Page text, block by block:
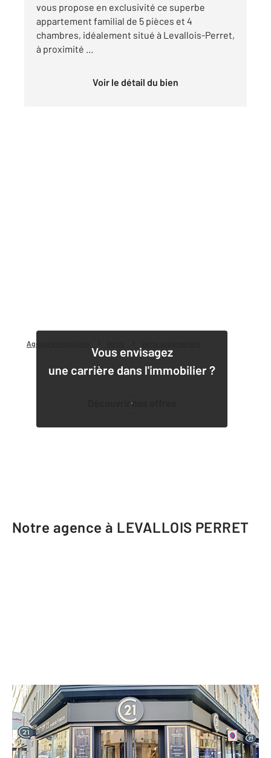
Agence immobilière
vous propose en exclusivité ce superbe
appartement familial de 5 pièces et 4
chambres, idéalement situé à Levallois-Perret,
à proximité ...
Voir le détail du bien
Vous envisagez
une carrière dans l'immobilier ?
Découvrir nos offres
Notre agence à LEVALLOIS PERRET
CENTURY 21 Anatole France
61 rue Louise Michel
LEVALLOIS PERRET - 92300